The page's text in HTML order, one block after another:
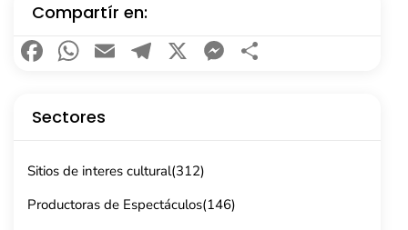
Compartír en:
Facebook
WhatsApp
EmailTelegram
X Messenger
Sectores
Sitios de interes cultural(312)
Productoras de Espectáculos(146)